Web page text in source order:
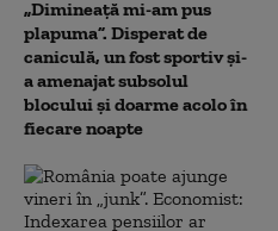
„Dimineață mi-am pus
plapuma”. Disperat de
caniculă, un fost sportiv și-
a amenajat subsolul
blocului și doarme acolo în
fiecare noapte